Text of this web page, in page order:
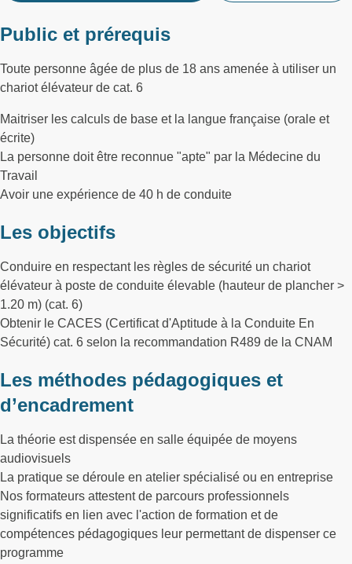
Public et prérequis
Toute personne âgée de plus de 18 ans amenée à utiliser un
chariot élévateur de cat. 6
Maitriser les calculs de base et la langue française (orale et
écrite)
La personne doit être reconnue "apte" par la Médecine du
Travail
Avoir une expérience de 40 h de conduite
Les objectifs
Conduire en respectant les règles de sécurité un chariot
élévateur à poste de conduite élevable (hauteur de plancher >
1.20 m) (cat. 6)
Obtenir le CACES (Certificat d'Aptitude à la Conduite En
Sécurité) cat. 6 selon la recommandation R489 de la CNAM
Les méthodes pédagogiques et
d’encadrement
La théorie est dispensée en salle équipée de moyens
audiovisuels
La pratique se déroule en atelier spécialisé ou en entreprise
Nos formateurs attestent de parcours professionnels
significatifs en lien avec l'action de formation et de
compétences pédagogiques leur permettant de dispenser ce
programme